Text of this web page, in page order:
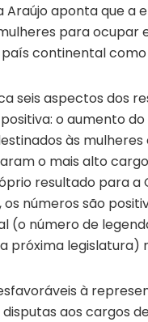
Araújo aponta que
para
continental como
seis aspectos dos
o aumento
às
o mais alto
resultado para
números são
(o número de
próxima
à
aos cargos